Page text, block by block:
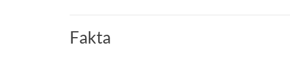
Fakta